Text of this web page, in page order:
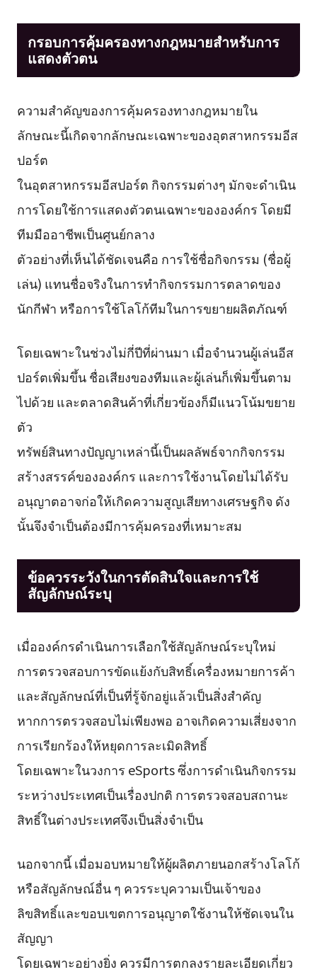
กรอบการคุ้มครองทางกฎหมายสำหรับการ
แสดงตัวตน
ความสำคัญของการคุ้มครองทางกฎหมายใน
ลักษณะนี้เกิดจากลักษณะเฉพาะของอุตสาหกรรมอีส
ปอร์ต
ในอุตสาหกรรมอีสปอร์ต กิจกรรมต่างๆ มักจะดำเนิน
การโดยใช้การแสดงตัวตนเฉพาะขององค์กร โดยมี
ทีมมืออาชีพเป็นศูนย์กลาง
ตัวอย่างที่เห็นได้ชัดเจนคือ การใช้ชื่อกิจกรรม (ชื่อผู้
เล่น) แทนชื่อจริงในการทำกิจกรรมการตลาดของ
นักกีฬา หรือการใช้โลโก้ทีมในการขยายผลิตภัณฑ์
โดยเฉพาะในช่วงไม่กี่ปีที่ผ่านมา เมื่อจำนวนผู้เล่นอีส
ปอร์ตเพิ่มขึ้น ชื่อเสียงของทีมและผู้เล่นก็เพิ่มขึ้นตาม
ไปด้วย และตลาดสินค้าที่เกี่ยวข้องก็มีแนวโน้มขยาย
ตัว
ทรัพย์สินทางปัญญาเหล่านี้เป็นผลลัพธ์จากกิจกรรม
สร้างสรรค์ขององค์กร และการใช้งานโดยไม่ได้รับ
อนุญาตอาจก่อให้เกิดความสูญเสียทางเศรษฐกิจ ดัง
นั้นจึงจำเป็นต้องมีการคุ้มครองที่เหมาะสม
ข้อควรระวังในการตัดสินใจและการใช้
สัญลักษณ์ระบุ
เมื่อองค์กรดำเนินการเลือกใช้สัญลักษณ์ระบุใหม่
การตรวจสอบการขัดแย้งกับสิทธิ์เครื่องหมายการค้า
และสัญลักษณ์ที่เป็นที่รู้จักอยู่แล้วเป็นสิ่งสำคัญ
หากการตรวจสอบไม่เพียงพอ อาจเกิดความเสี่ยงจาก
การเรียกร้องให้หยุดการละเมิดสิทธิ์
โดยเฉพาะในวงการ eSports ซึ่งการดำเนินกิจกรรม
ระหว่างประเทศเป็นเรื่องปกติ การตรวจสอบสถานะ
สิทธิ์ในต่างประเทศจึงเป็นสิ่งจำเป็น
นอกจากนี้ เมื่อมอบหมายให้ผู้ผลิตภายนอกสร้างโลโก้
หรือสัญลักษณ์อื่น ๆ ควรระบุความเป็นเจ้าของ
ลิขสิทธิ์และขอบเขตการอนุญาตใช้งานให้ชัดเจนใน
สัญญา
โดยเฉพาะอย่างยิ่ง ควรมีการตกลงรายละเอียดเกี่ยว